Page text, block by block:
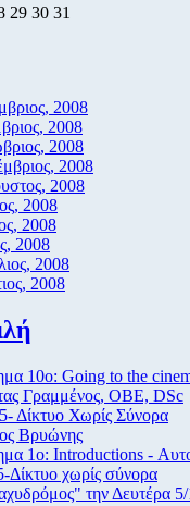
29 30 31
2008
2008
2008
2008
2008
2008
2008
2008
2008
2008
10ο: Going to the
Γραμμένος, ΟΒΕ, DSc
Δίκτυο Χωρίς Σύνορα
Βρυώνης
1ο: Introductions -
χωρίς σύνορα
την Δευτέρα 5/